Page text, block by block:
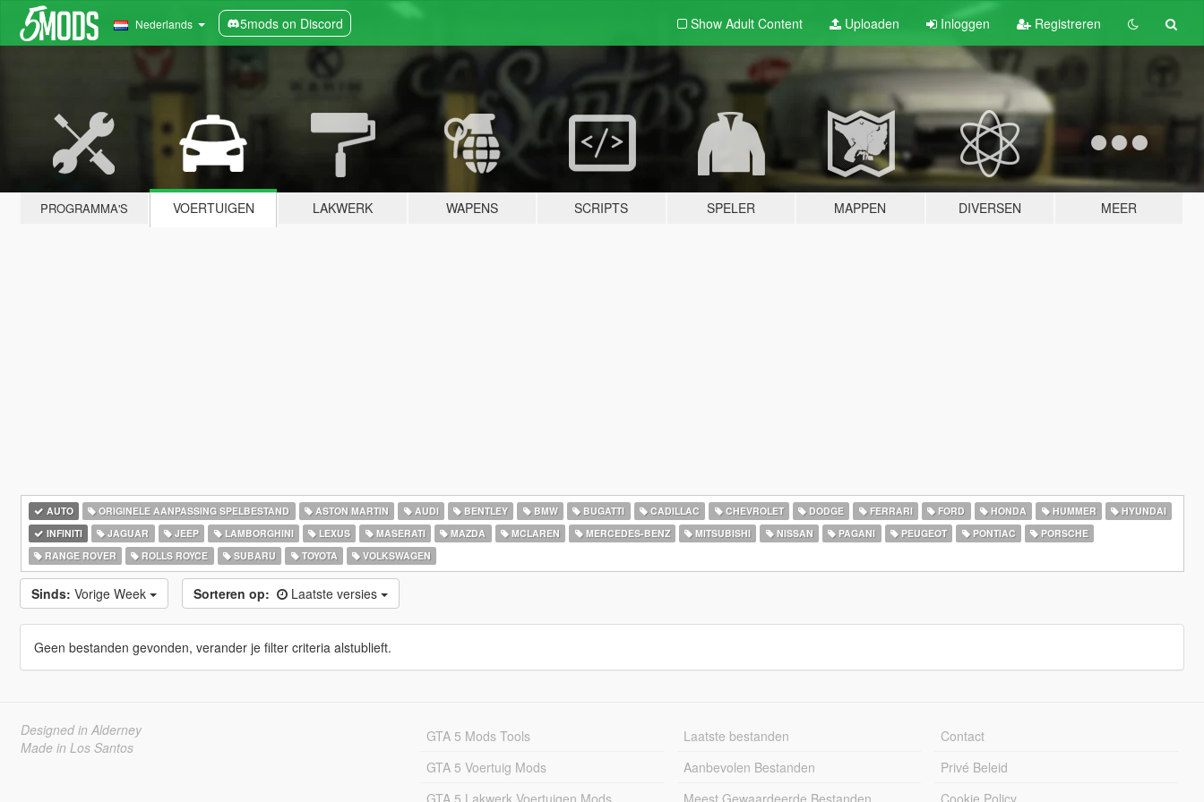
Nederlands 5mods on Discord Show Adult Content Uploaden Inloggen Registreren
PROGRAMMA'S VOERTUIGEN LAKWERK WAPENS SCRIPTS SPELER MAPPEN DIVERSEN MEER
AUTO ORIGINELE AANPASSING SPELBESTAND ASTON MARTIN AUDI BENTLEY BMW BUGATTI CADILLAC CHEVROLET DODGE FERRARI FORD HONDA HUMMER
HYUNDAI
INFINITI
JAGUAR JEEP LAMBORGHINI LEXUS MASERATI MAZDA MCLAREN MERCEDES-BENZ MITSUBISHI NISSAN PAGANI PEUGEOT PONTIAC
PORSCHE
RANGE ROVER
ROLLS ROYCE SUBARU TOYOTA VOLKSWAGEN
Sinds: Vorige Week Sorteren op: Laatste versies
Geen bestanden gevonden, verander je filter criteria alstublieft.
Designed in Alderney
Made in Los Santos
GTA 5 Mods Tools
GTA 5 Voertuig Mods
GTA 5 Lakwerk Voertuigen Mods
Laatste bestanden
Aanbevolen Bestanden
Meest Gewaardeerde Bestanden
Contact
Privé Beleid
Cookie Policy